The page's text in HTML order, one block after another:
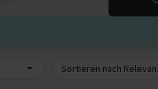
Sortieren nach